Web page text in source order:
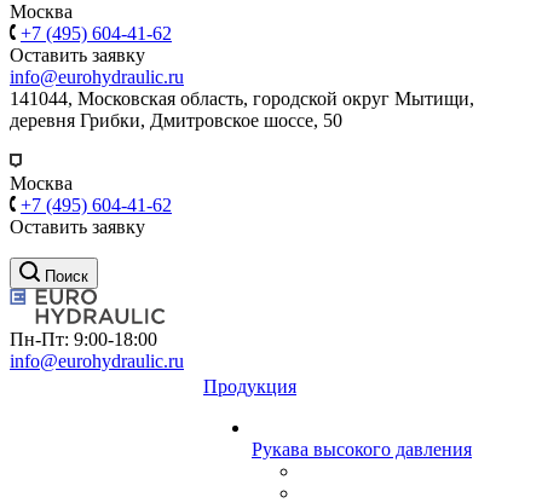
Москва
+7 (495) 604-41-62
Оставить заявку
info@eurohydraulic.ru
141044, Московская область, городской округ Мытищи,
деревня Грибки, Дмитровское шоссе, 50
Москва
+7 (495) 604-41-62
Оставить заявку
Поиск
Пн-Пт: 9:00-18:00
info@eurohydraulic.ru
Продукция
Рукава высокого давления